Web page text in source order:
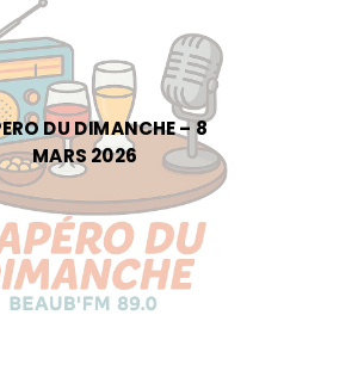
DU DIMANCHE – 8
MARS 2026